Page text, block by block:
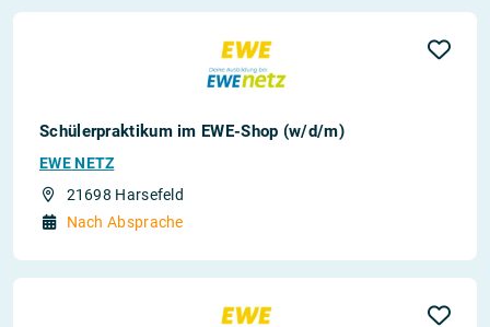
Schülerpraktikum im EWE-Shop (w/d/m)
EWE NETZ
21698 Harsefeld
Nach Absprache